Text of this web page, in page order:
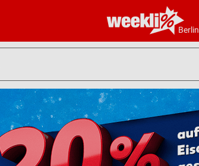
Berlin